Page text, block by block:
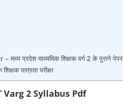
प्रदेश माध्यमिक शिक्षक वर्ग 2 के पुराने पेपर
पात्रता परीक्षा
Varg 2 Syllabus Pdf